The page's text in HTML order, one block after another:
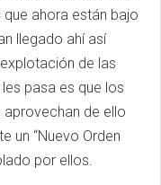
ahora están bajo
llegado ahí así
de las
pasa es que los
aprovechan de ello
un “Nuevo Orden
por ellos.